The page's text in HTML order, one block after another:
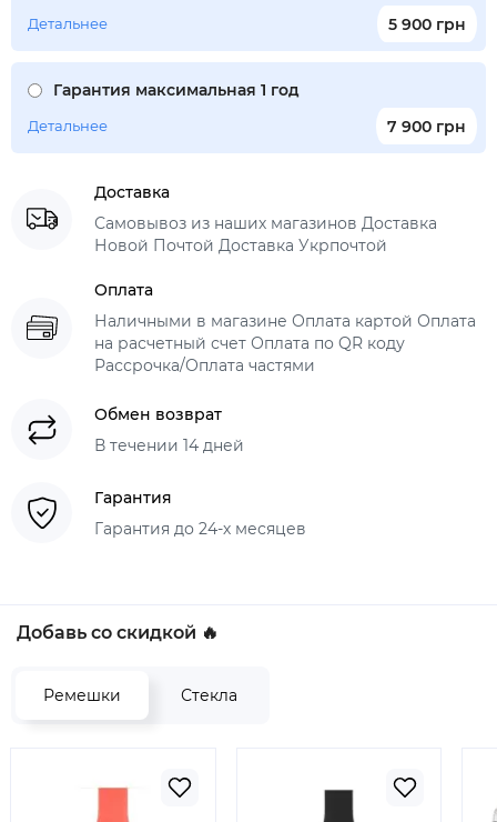
5 900 грн
Детальнее
Гарантия максимальная 1 год
7 900 грн
Детальнее
Доставка
Самовывоз из наших магазинов Доставка
Новой Почтой Доставка Укрпочтой
Оплата
Наличными в магазине Оплата картой Оплата
на расчетный счет Оплата по QR коду
Рассрочка/Оплата частями
Обмен возврат
В течении 14 дней
Гарантия
Гарантия до 24-х месяцев
Добавь со скидкой 🔥
Ремешки Стекла